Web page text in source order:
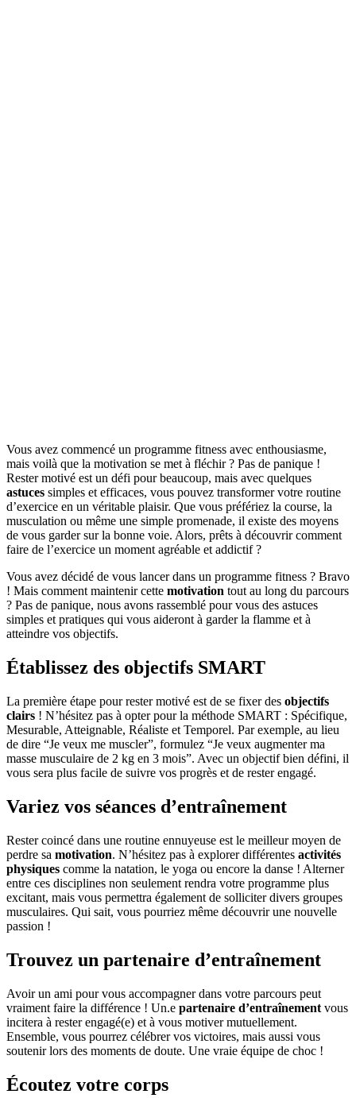
Vous avez commencé un programme fitness avec enthousiasme,
mais voilà que la motivation se met à fléchir ? Pas de panique !
Rester motivé est un défi pour beaucoup, mais avec quelques
astuces simples et efficaces, vous pouvez transformer votre routine
d’exercice en un véritable plaisir. Que vous préfériez la course, la
musculation ou même une simple promenade, il existe des moyens
de vous garder sur la bonne voie. Alors, prêts à découvrir comment
faire de l’exercice un moment agréable et addictif ?
Vous avez décidé de vous lancer dans un programme fitness ? Bravo
! Mais comment maintenir cette motivation tout au long du parcours
? Pas de panique, nous avons rassemblé pour vous des astuces
simples et pratiques qui vous aideront à garder la flamme et à
atteindre vos objectifs.
Établissez des objectifs SMART
La première étape pour rester motivé est de se fixer des objectifs
clairs ! N’hésitez pas à opter pour la méthode SMART : Spécifique,
Mesurable, Atteignable, Réaliste et Temporel. Par exemple, au lieu
de dire “Je veux me muscler”, formulez “Je veux augmenter ma
masse musculaire de 2 kg en 3 mois”. Avec un objectif bien défini, il
vous sera plus facile de suivre vos progrès et de rester engagé.
Variez vos séances d’entraînement
Rester coincé dans une routine ennuyeuse est le meilleur moyen de
perdre sa motivation. N’hésitez pas à explorer différentes activités
physiques comme la natation, le yoga ou encore la danse ! Alterner
entre ces disciplines non seulement rendra votre programme plus
excitant, mais vous permettra également de solliciter divers groupes
musculaires. Qui sait, vous pourriez même découvrir une nouvelle
passion !
Trouvez un partenaire d’entraînement
Avoir un ami pour vous accompagner dans votre parcours peut
vraiment faire la différence ! Un.e partenaire d’entraînement vous
incitera à rester engagé(e) et à vous motiver mutuellement.
Ensemble, vous pourrez célébrer vos victoires, mais aussi vous
soutenir lors des moments de doute. Une vraie équipe de choc !
Écoutez votre corps